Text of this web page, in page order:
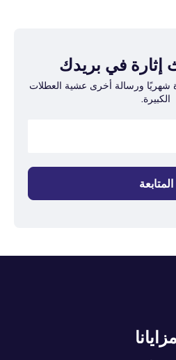
إثارة في بريدك
شهريًا ورسالة أخرى عشية العطلات
الكبيرة.
المتابعة
مزايانا